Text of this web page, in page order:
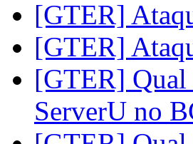
[GTER]
[GTER]
[GTER] Qual
ServerU no